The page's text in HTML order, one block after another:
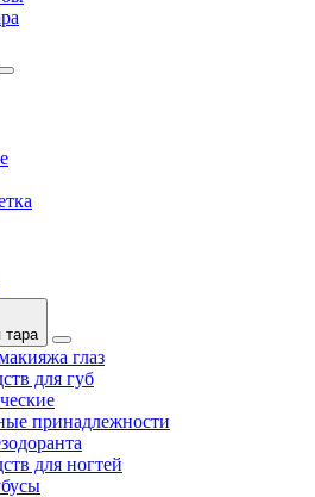
тара
глаз
для губ
принадлежности
для ногтей